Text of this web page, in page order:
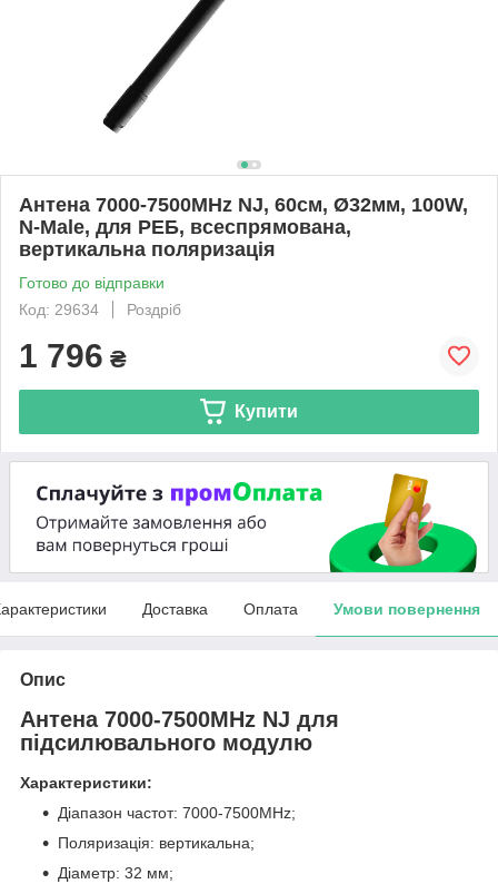
Антена 7000-7500MHz NJ, 60см, Ø32мм, 100W,
N-Male, для РЕБ, всеспрямована,
вертикальна поляризація
Готово до відправки
Код: 29634
Роздріб
1 796 ₴
Купити
Доставка Оплата Умови повернення
Опис
Антена 7000-7500MHz NJ для
підсилювального модулю
Характеристики:
Діапазон частот: 7000-7500MHz;
Поляризація: вертикальна;
Діаметр: 32 мм;